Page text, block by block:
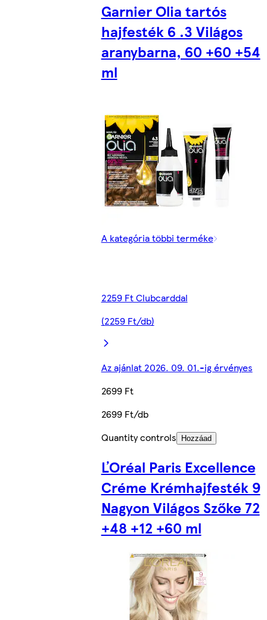
Garnier Olia tartós
hajfesték 6 .3 Világos
aranybarna, 60 +60 +54
ml
A kategória többi terméke
2259 Ft Clubcarddal
(2259 Ft/db)
Az ajánlat 2026. 09. 01.-ig érvényes
2699 Ft
2699 Ft/db
Quantity controls
Hozzáad
ĽOréal Paris Excellence
Créme Krémhajfesték 9
Nagyon Világos Szőke 72
+48 +12 +60 ml